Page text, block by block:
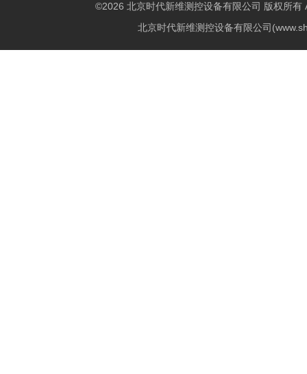
©2026 北京时代新维测控设备有限公司 版权所有
北京时代新维测控设备有限公司